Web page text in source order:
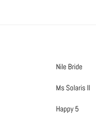
Nile Bride
Ms Solaris II
Happy 5